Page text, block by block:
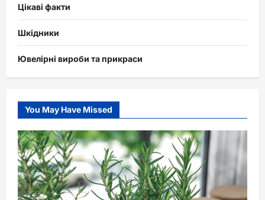
Цікаві факти
Шкідники
Ювелірні вироби та прикраси
You May Have Missed